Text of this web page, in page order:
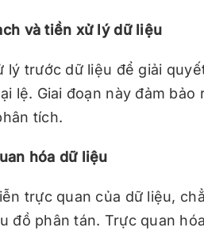
và tiền xử lý dữ liệu
lý trước dữ liệu để giải
lệ. Giai đoạn này đảm
tích.
hóa dữ liệu
trực quan của dữ liệu,
đồ phân tán. Trực quan